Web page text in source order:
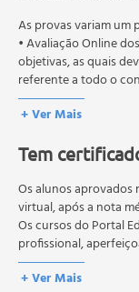
As provas variam um
• Avaliação Online
objetivas, as quais
referente a todo o
• Avaliação Online
devem ser feitas em
Os estudos,
A média final deve
recebimento do
o aluno poderá
curso quantas vezes
prova, atividades
+ Ver Mais
Tem
Os alunos aprovados
virtual, após a nota
Os cursos do Portal
profissional,
esses títulos não se
de formação escolar,
+ Ver Mais